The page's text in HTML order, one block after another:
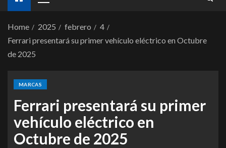
Home 2025 febrero
4
Ferrari presentará su primer vehículo eléctrico en Octubre
de 2025
MARCAS
Ferrari presentará su primer
vehículo eléctrico en
Octubre de 2025